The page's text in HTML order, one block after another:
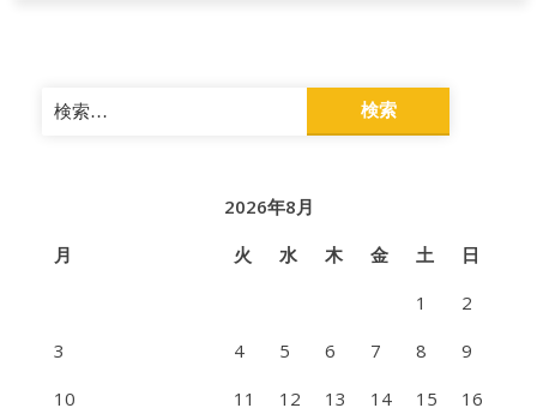
検
索:
2026年8月
月
火 水 木 金 土
日
1
2
3
4 5 6 7 8
9
10
11 12 13 14 15
16